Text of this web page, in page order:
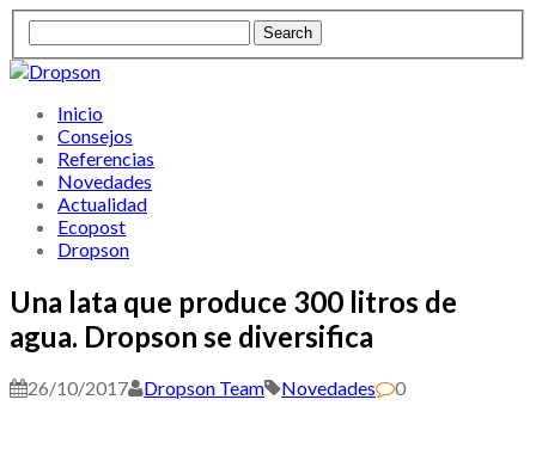
Inicio
Consejos
Referencias
Novedades
Actualidad
Ecopost
Dropson
Una lata que produce 300 litros de
agua. Dropson se diversifica
26/10/2017 Dropson Team Novedades 0